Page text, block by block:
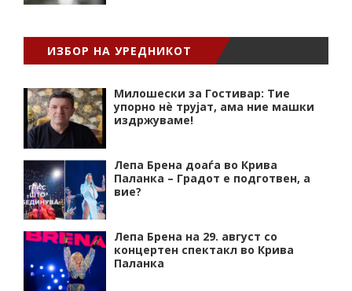
ИЗБОР НА УРЕДНИКОТ
Милошески за Гостивар: Тие
упорно нѐ трујат, ама ние машки
издржуваме!
Лепа Брена доаѓа во Крива
Паланка – Градот е подготвен, а
вие?
Лепа Брена на 29. август со
концертен спектакл во Крива
Паланка